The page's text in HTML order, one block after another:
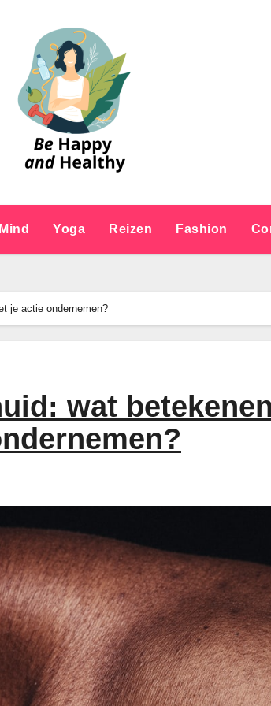
Mind Yoga Reizen Fashion
je actie ondernemen?
wat